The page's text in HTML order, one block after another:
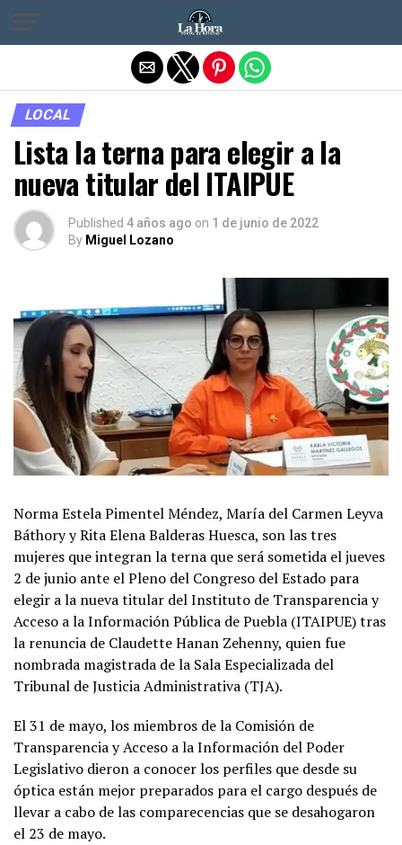
LOCAL
Lista la terna para elegir a la
nueva titular del ITAIPUE
Published 4 años ago on 1 de junio de 2022
By Miguel Lozano
Norma Estela Pimentel Méndez, María del Carmen Leyva
Báthory y Rita Elena Balderas Huesca, son las tres
mujeres que integran la terna que será sometida el jueves
2 de junio ante el Pleno del Congreso del Estado para
elegir a la nueva titular del Instituto de Transparencia y
Acceso a la Información Pública de Puebla (ITAIPUE) tras
la renuncia de Claudette Hanan Zehenny, quien fue
nombrada magistrada de la Sala Especializada del
Tribunal de Justicia Administrativa (TJA).
El 31 de mayo, los miembros de la Comisión de
Transparencia y Acceso a la Información del Poder
Legislativo dieron a conocer los perfiles que desde su
óptica están mejor preparados para el cargo después de
llevar a cabo de las comparecencias que se desahogaron
el 23 de mayo.
Salir de la versión móvil